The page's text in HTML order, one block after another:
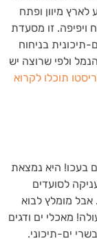
מיוון ופתח
ויפיפה. זו מסעדת
תיכונית בניחוח
ולפי שרוצה יש
תוכלו לקרוא
בעכו! היא נמצאת
לסועדים
מומלץ לבוא
מאכלי ים ודגים
ים-תיכוני.